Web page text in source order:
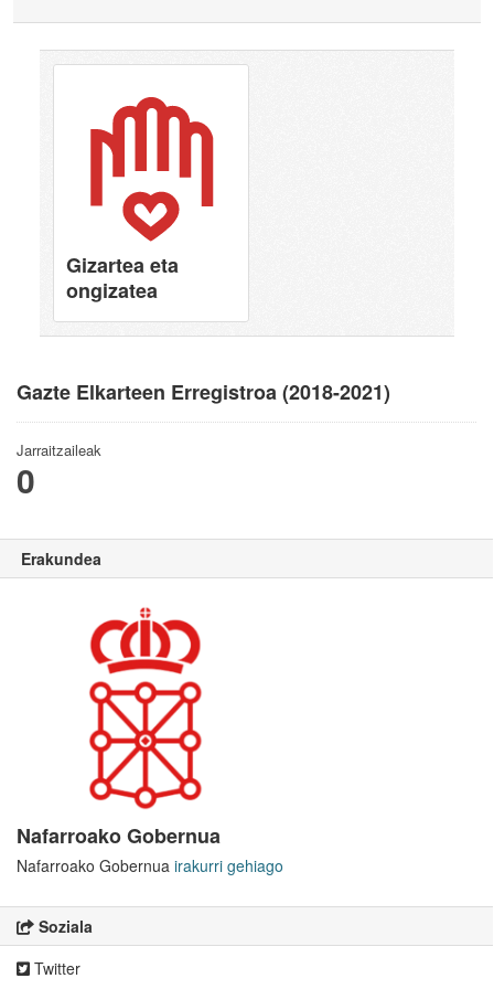
Gazte Elkarteen Erregistroa (2018-2021)
Jarraitzaileak
0
Erakundea
Nafarroako Gobernua
Nafarroako Gobernua irakurri gehiago
Soziala
Twitter
Gizartea eta
ongizatea